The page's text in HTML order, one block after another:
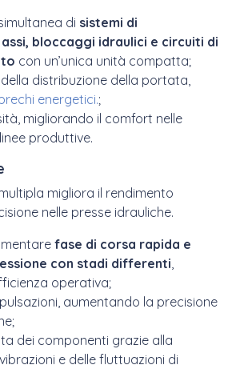
di sistemi di
bloccaggi idraulici e circuiti di
con un’unica unità compatta;
distribuzione della portata,
energetici.;
migliorando il comfort nelle
produttive.
migliora il rendimento
nelle presse idrauliche.
fase di corsa rapida e
con stadi differenti,
operativa;
aumentando la precisione
dei componenti grazie alla
e delle fluttuazioni di